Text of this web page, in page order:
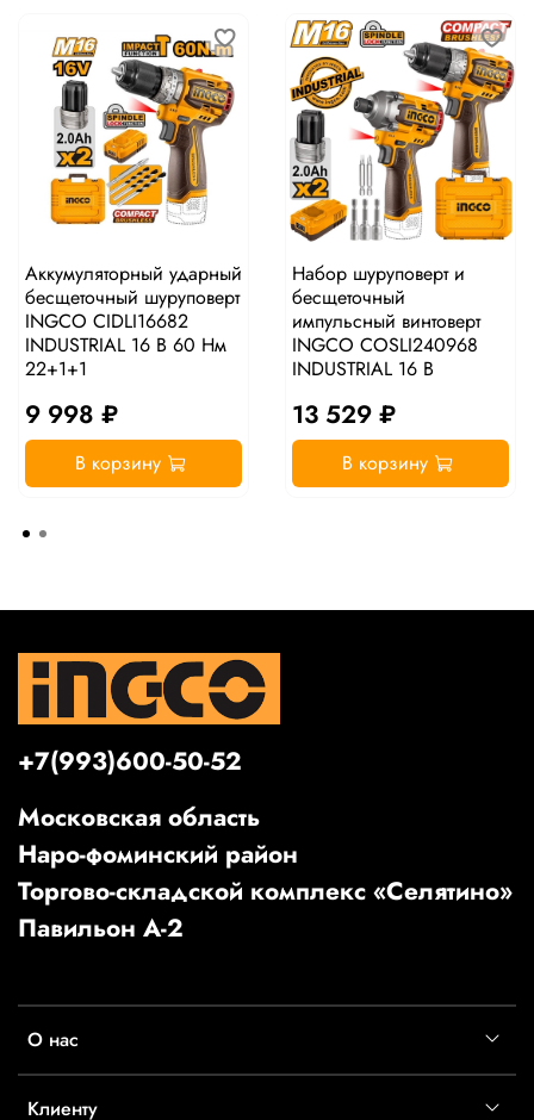
Аккумуляторный ударный
бесщеточный шуруповерт
INGCO CIDLI16682
INDUSTRIAL 16 В 60 Нм
22+1+1
9 998 ₽
В корзину
Набор шуруповерт и
бесщеточный
импульсный винтоверт
INGCO COSLI240968
INDUSTRIAL 16 В
13 529 ₽
В корзину
О нас
Клиенту
+7(993)600-50-52
Московская область
Наро-фоминский район
Торгово-складской комплекс «Селятино»
Павильон А-2